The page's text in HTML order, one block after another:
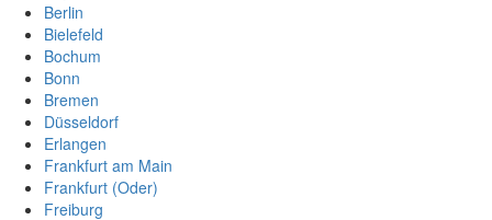
Berlin
Bielefeld
Bochum
Bonn
Bremen
Düsseldorf
Erlangen
Frankfurt am Main
Frankfurt (Oder)
Freiburg